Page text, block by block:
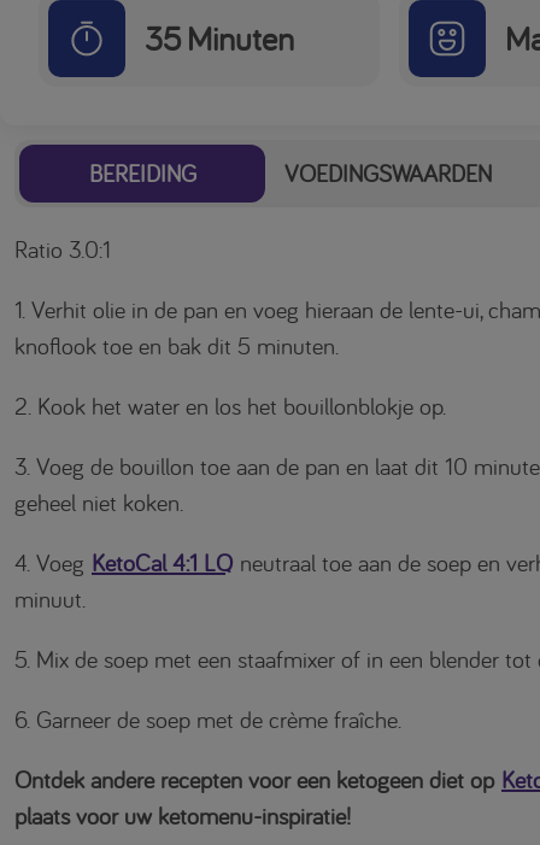
35Minuten
BEREIDING VOEDINGSWAARDEN
Ratio 3.0:1
1. Verhit olie in de pan en voeg hieraan de lente-ui,
knoflook toe en bak dit 5 minuten.
2. Kook het water en los het bouillonblokje op.
3. Voeg de bouillon toe aan de pan en laat dit 10
geheel niet koken.
4. Voeg KetoCal 4:1 LQ neutraal toe aan de soep en
minuut.
5. Mix de soep met een staafmixer of in een blender tot
6. Garneer de soep met de crème fraîche.
Ontdek andere recepten voor een ketogeen diet op
plaats voor uw ketomenu-inspiratie!